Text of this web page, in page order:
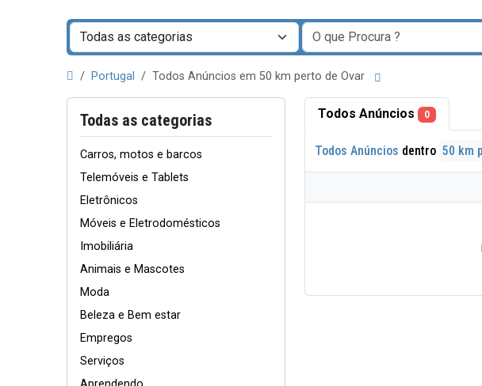
Portugal Todos Anúncios em 50 km perto de Ovar
Todas as categorias
Carros, motos e barcos
Telemóveis e Tablets
Eletrônicos
Móveis e Eletrodomésticos
Imobiliária
Animais e Mascotes
Moda
Beleza e Bem estar
Empregos
Serviços
Todos Anúncios 0
Todos Anúncios dentro 50 km